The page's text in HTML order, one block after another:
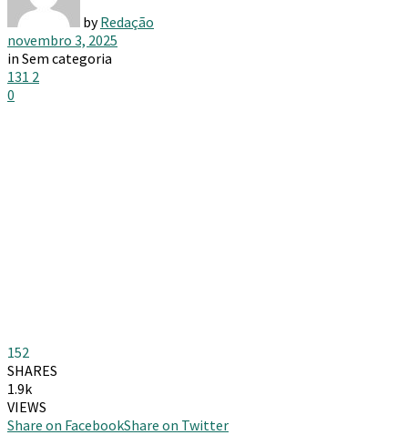
by Redação
novembro 3, 2025
in Sem categoria
131 2
0
152
SHARES
1.9k
VIEWS
Share on FacebookShare on Twitter